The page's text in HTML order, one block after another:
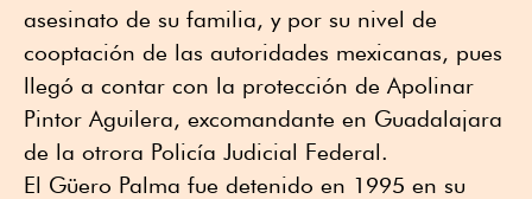
asesinato de su familia, y por su nivel de
cooptación de las autoridades mexicanas, pues
llegó a contar con la protección de Apolinar
Pintor Aguilera, excomandante en Guadalajara
de la otrora Policía Judicial Federal.
El Güero Palma fue detenido en 1995 en su